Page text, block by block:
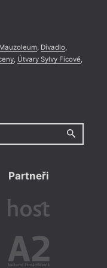
Mauzoleum, Divadlo,
, Útvary Sylvy Ficové,
Partneři